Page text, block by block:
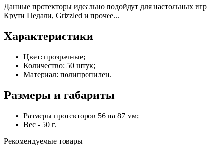
Данные протекторы идеально подойдут для настольных игр
Крути Педали, Grizzled и прочее...
Характеристики
Цвет: прозрачные;
Количество: 50 штук;
Материал: полипропилен.
Размеры и габариты
Размеры протекторов 56 на 87 мм;
Вес - 50 г.
Рекомендуемые товары